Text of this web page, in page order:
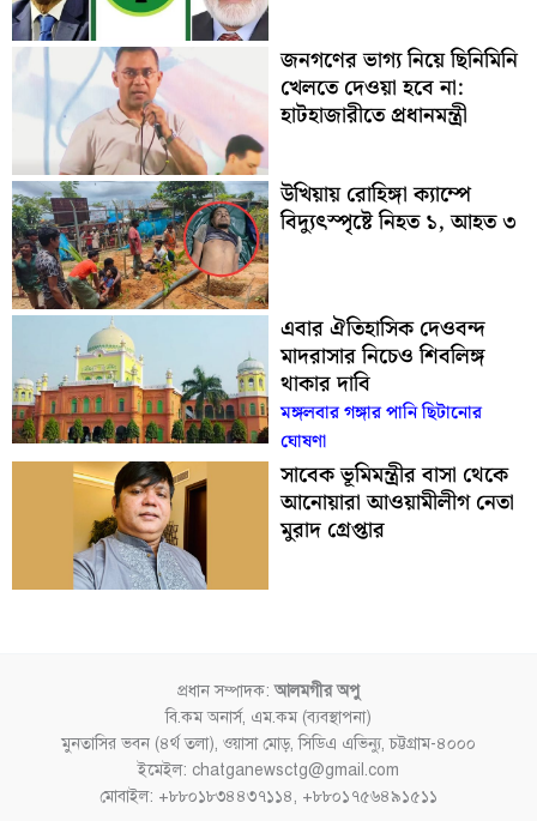
জনগণের ভাগ্য নিয়ে ছিনিমিনি
খেলতে দেওয়া হবে না:
হাটহাজারীতে প্রধানমন্ত্রী
উখিয়ায় রোহিঙ্গা ক্যাম্পে
বিদ্যুৎস্পৃষ্টে নিহত ১, আহত ৩
এবার ঐতিহাসিক দেওবন্দ
মাদরাসার নিচেও শিবলিঙ্গ
থাকার দাবি
মঙ্গলবার গঙ্গার পানি ছিটানোর
ঘোষণা
সাবেক ভূমিমন্ত্রীর বাসা থেকে
আনোয়ারা আওয়ামীলীগ নেতা
মুরাদ গ্রেপ্তার
প্রধান সম্পাদক:আলমগীর অপু
বি.কম অনার্স, এম.কম (ব্যবস্থাপনা)
মুনতাসির ভবন (৪র্থ তলা), ওয়াসা মোড়, সিডিএ এভিন্যু, চট্টগ্রাম-৪০০০
ইমেইল: chatganewsctg@gmail.com
মোবাইল: +৮৮০১৮৩৪৪৩৭১১৪, +৮৮০১৭৫৬৪৯১৫১১